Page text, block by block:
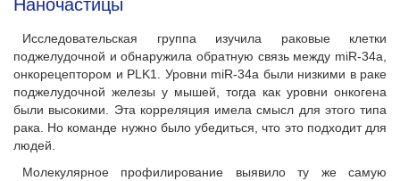
Наночастицы
Исследовательская группа изучила раковые клетки
поджелудочной и обнаружила обратную связь между miR-34a,
онкорецептором и PLK1. Уровни miR-34a были низкими в раке
поджелудочной железы у мышей, тогда как уровни онкогена
были высокими. Эта корреляция имела смысл для этого типа
рака. Но команде нужно было убедиться, что это подходит для
людей.
Молекулярное профилирование выявило ту же самую